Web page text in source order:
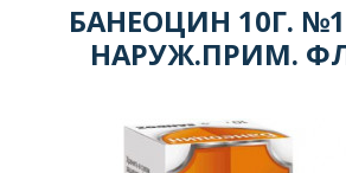
БАНЕОЦИН 10Г.
НАРУЖ.ПРИМ.